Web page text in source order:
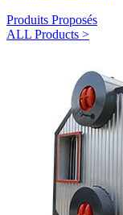
Produits Proposés
ALL Products >